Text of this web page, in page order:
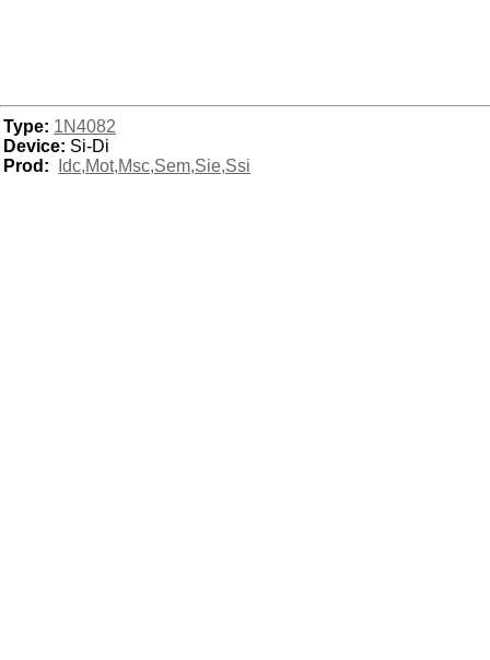
Type: 1N4082
Device: Si-Di
Prod:
Idc,Mot,Msc,Sem,Sie,Ssi